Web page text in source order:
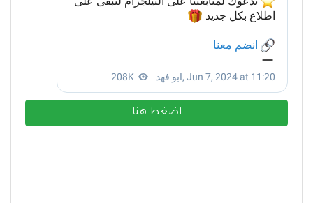
اضغط هنا